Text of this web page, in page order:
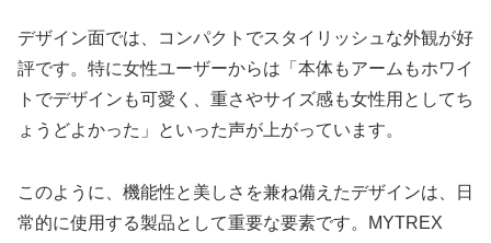
デザイン面では、コンパクトでスタイリッシュな外観が好
評です。特に女性ユーザーからは「本体もアームもホワイ
トでデザインも可愛く、重さやサイズ感も女性用としてち
ょうどよかった」といった声が上がっています。
このように、機能性と美しさを兼ね備えたデザインは、日
常的に使用する製品として重要な要素です。MYTREX